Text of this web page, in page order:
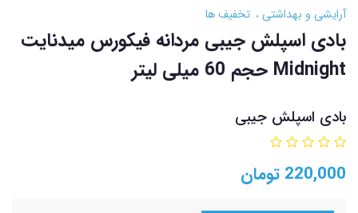
آرایشی و بهداشتی تخفیف ها
بادی اسپلش جیبی مردانه فیکورس میدنایت
Midnight حجم 60 میلی لیتر
بادی اسپلش جیبی
220,000 تومان